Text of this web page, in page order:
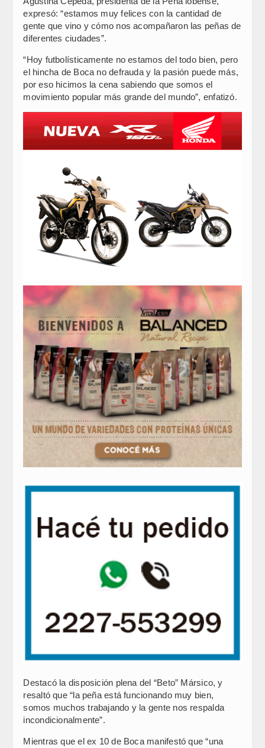
expresó: “estamos muy felices con la cantidad de
gente que vino y cómo nos acompañaron las peñas de
diferentes ciudades”.
“Hoy futbolísticamente no estamos del todo bien, pero
el hincha de Boca no defrauda y la pasión puede más,
por eso hicimos la cena sabiendo que somos el
movimiento popular más grande del mundo”, enfatizó.
Destacó la disposición plena del “Beto” Mársico, y
resaltó que “la peña está funcionando muy bien,
somos muchos trabajando y la gente nos respalda
incondicionalmente”.
Mientras que el ex 10 de Boca manifestó que “una